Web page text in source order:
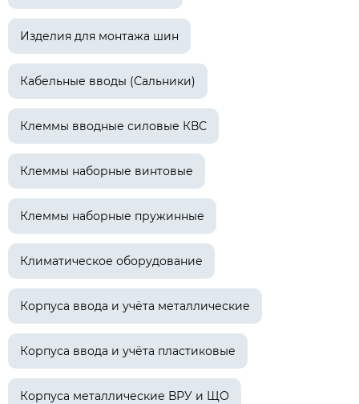
Изделия для монтажа шин
Кабельные вводы (Сальники)
Клеммы вводные силовые КВС
Клеммы наборные винтовые
Клеммы наборные пружинные
Климатическое оборудование
Корпуса ввода и учёта металлические
Корпуса ввода и учёта пластиковые
Корпуса металлические ВРУ и ЩО